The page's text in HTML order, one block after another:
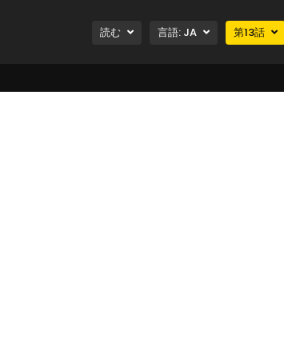
読む 言語: JA 第13話